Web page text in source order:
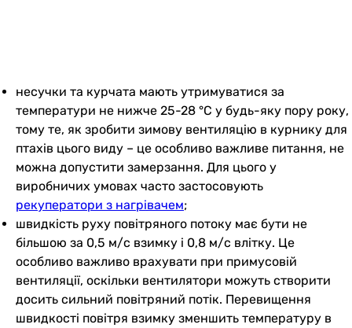
несучки та курчата мають утримуватися за
температури не нижче 25-28 °C у будь-яку пору року,
тому те, як зробити зимову вентиляцію в курнику для
птахів цього виду – це особливо важливе питання, не
можна допустити замерзання. Для цього у
виробничих умовах часто застосовують
рекуператори з нагрівачем;
швидкість руху повітряного потоку має бути не
більшою за 0,5 м/с взимку і 0,8 м/с влітку. Це
особливо важливо врахувати при примусовій
вентиляції, оскільки вентилятори можуть створити
досить сильний повітряний потік. Перевищення
швидкості повітря взимку зменшить температуру в